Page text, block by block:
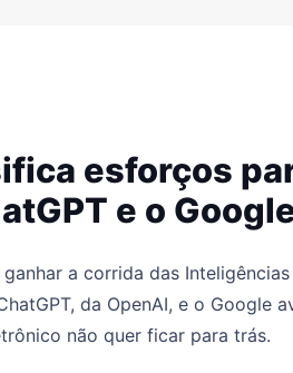
esforços
e o
a corrida das
da OpenAI, e o Google
não quer ficar para trás.